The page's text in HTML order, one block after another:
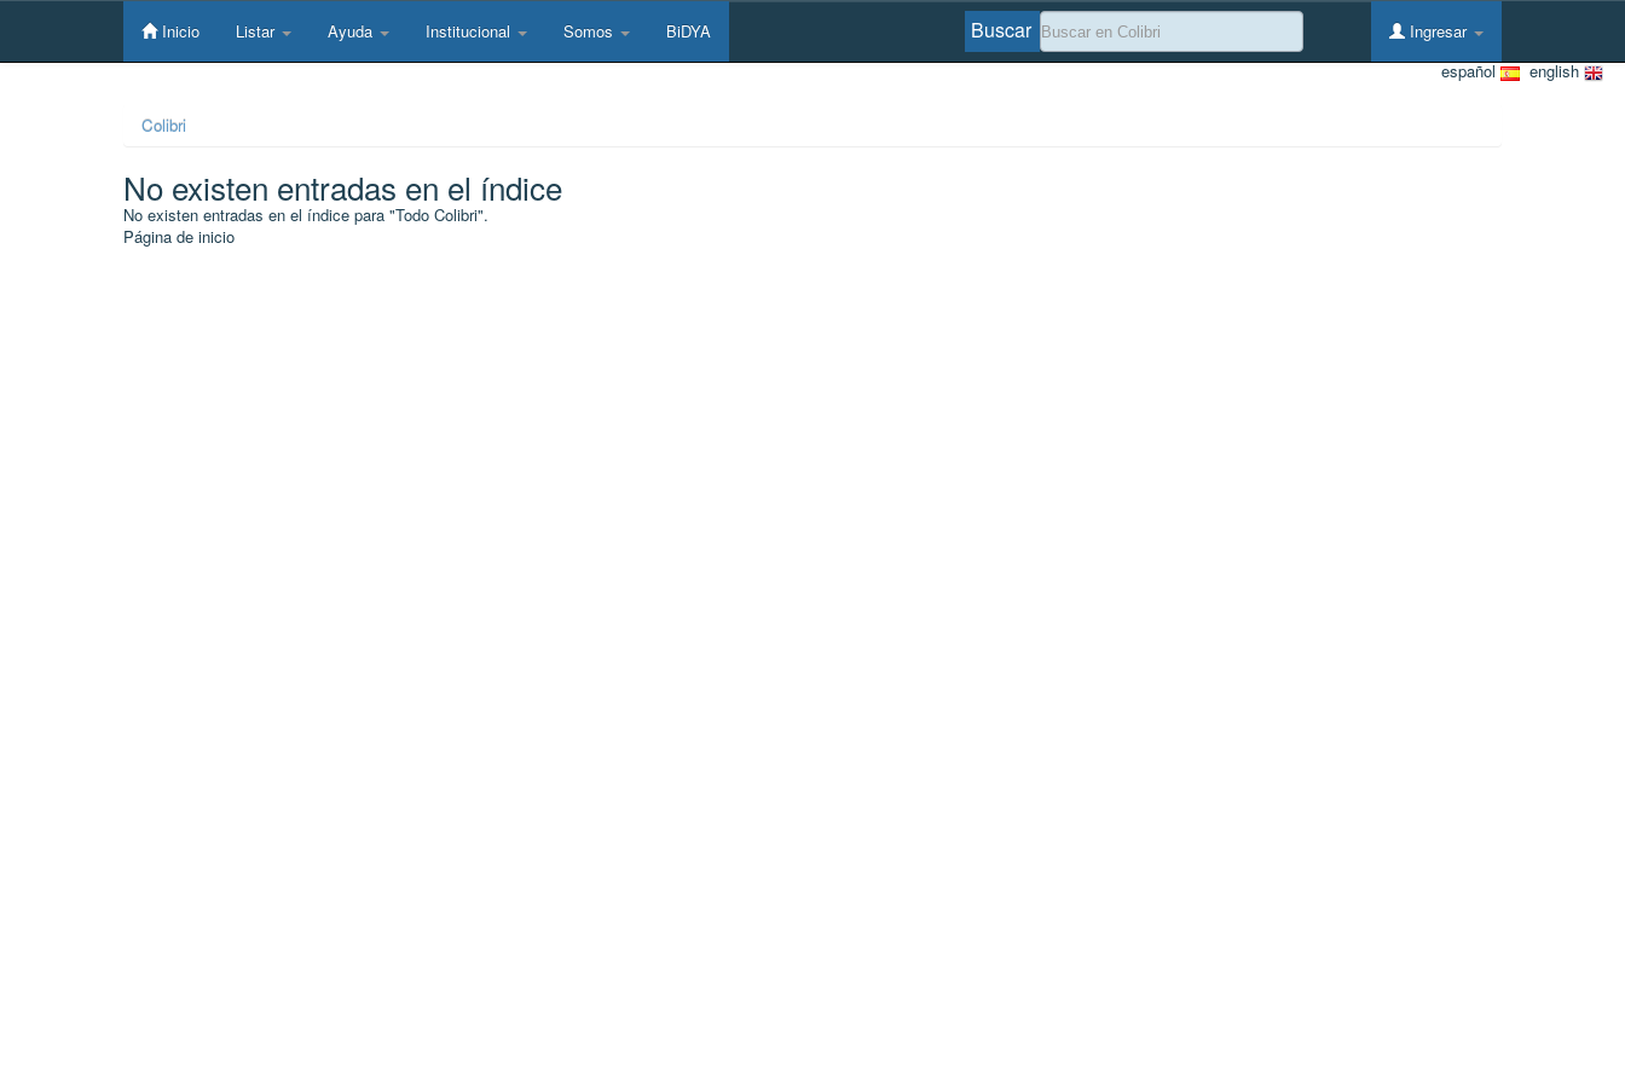
Skip
Inicio Listar Ayuda Institucional Somos BiDYA Ingresar
Buscar
english
español
Colibri
No existen entradas en el índice
No existen entradas en el índice para "Todo Colibri".
Página de inicio